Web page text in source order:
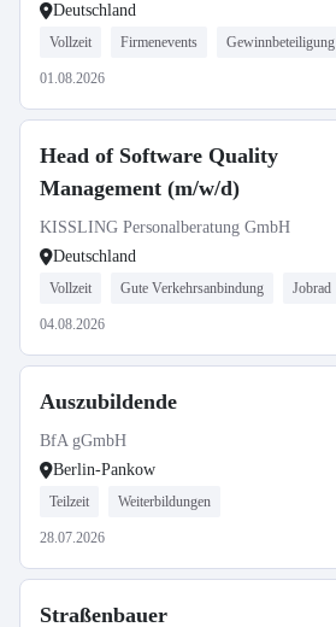
Deutschland
Vollzeit Firmenevents Gewinnbeteiligung
01.08.2026
Head of Software Quality
Management (m/w/d)
KISSLING Personalberatung GmbH
Deutschland
Vollzeit Gute Verkehrsanbindung Jobrad
04.08.2026
Auszubildende
BfA gGmbH
Berlin-Pankow
Teilzeit Weiterbildungen
28.07.2026
Straßenbauer